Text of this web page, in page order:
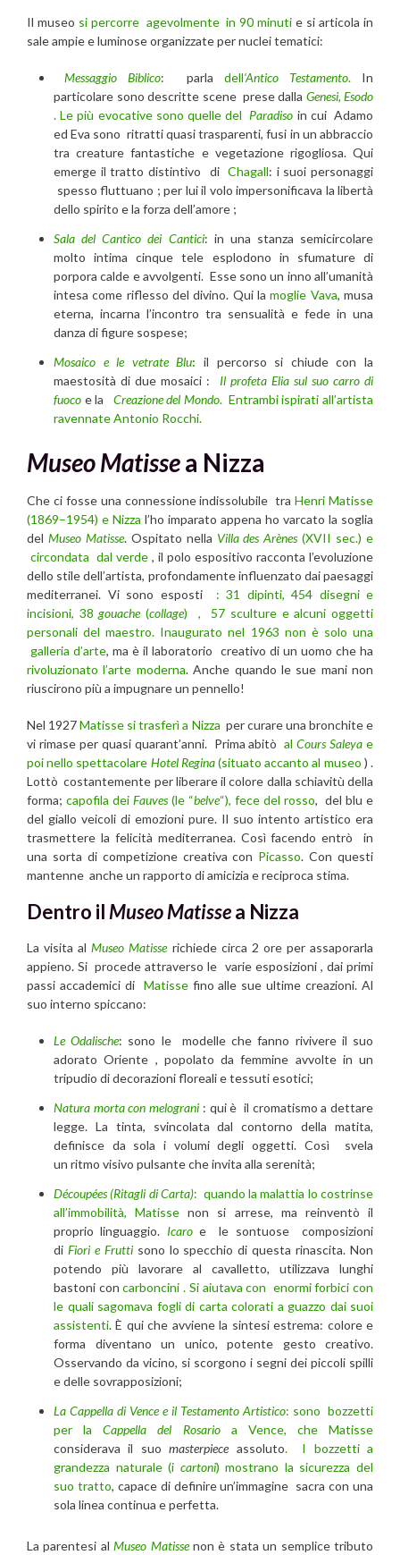
Il museo si percorre agevolmente in 90 minuti e si articola in
sale ampie e luminose organizzate per nuclei tematici:
Messaggio Biblico: parla dell‘Antico Testamento.In
particolare sono descritte scene prese dalla Genesi, Esodo
. Le più evocative sono quelle del Paradiso in cui Adamo
ed Eva sono ritratti quasi trasparenti, fusi in un abbraccio
tra creature fantastiche e vegetazione rigogliosa. Qui
emerge il tratto distintivo di Chagall: i suoi personaggi
spesso fluttuano ; per lui il volo impersonificava la libertà
dello spirito e la forza dell’amore ;
Sala del Cantico dei Cantici: in una stanza semicircolare
molto intima cinque tele esplodono in sfumature di
porpora calde e avvolgenti. Esse sono un inno all’umanità
intesa come riflesso del divino. Qui lamoglie Vava, musa
eterna, incarna l’incontro tra sensualità e fede in una
danza di figure sospese;
Mosaico e le vetrate Blu: il percorso si chiude con la
maestosità di due mosaici :
Il profeta Elia sul suo carro di
fuoco e la Creazione del Mondo. Entrambi ispirati all’artista
ravennate Antonio Rocchi.
Museo Matissea Nizza
Che ci fosse una connessione indissolubile traHenri Matisse
(1869–1954) e Nizza l’ho imparato appena ho varcato la soglia
del Museo Matisse. Ospitato nella Villa des Arènes(XVII sec.) e
circondata dal verde , il polo espositivo racconta l’evoluzione
dello stile dell’artista, profondamente influenzato dai paesaggi
mediterranei. Vi sono esposti : 31 dipinti, 454 disegni e
incisioni, 38 gouache(collage)
, 57 sculture e alcuni oggetti
personali del maestro. Inaugurato nel 1963 non è solo una
galleria d’arte, ma è il laboratorio creativo di un uomo che ha
rivoluzionato l’arte moderna. Anche quando le sue mani non
riuscirono più a impugnare un pennello!
Nel 1927Matisse si trasferì a Nizza per curare una bronchite e
vi rimase per quasi quarant’anni. Prima abitòalCours Saleya e
poi nello spettacolare Hotel Regina(situato accanto al museo ) .
Lottò costantemente per liberare il colore dalla schiavitù della
forma; capofila dei Fauves(le “belve“), fece del rosso, del blu e
del giallo veicoli di emozioni pure. Il suo intento artistico era
trasmettere la felicità mediterranea. Così facendo entrò in
una sorta di competizione creativa con Picasso. Con questi
mantenne anche un rapporto di amicizia e reciproca stima.
Dentro il Museo Matissea Nizza
La visita alMuseo Matisserichiede circa 2 ore per assaporarla
appieno. Si procede attraverso le varie esposizioni , dai primi
passi accademici di Matissefino alle sue ultime creazioni. Al
suo interno spiccano:
Le Odalische: sono le modelle che fanno rivivere il suo
adorato Oriente , popolato da femmine avvolte in un
tripudio di decorazioni floreali e tessuti esotici;
Natura morta con melograni : qui è il cromatismo a dettare
legge. La tinta, svincolata dal contorno della matita,
definisce da sola i volumi degli oggetti. Così svela
un ritmo visivo pulsante che invita alla serenità;
Découpées (Ritagli di Carta): quando la malattia lo costrinse
all’immobilità, Matisse non si arrese, ma reinventò il
proprio linguaggio. Icaroe le sontuose composizioni
di Fiori e Fruttisono lo specchio di questa rinascita. Non
potendo più lavorare al cavalletto, utilizzava lunghi
bastoni concarboncini . Si aiutava con enormi forbici con
le quali sagomava fogli di carta colorati a guazzo dai suoi
assistenti. È qui che avviene la sintesi estrema: colore e
forma diventano un unico, potente gesto creativo.
Osservando da vicino, si scorgono i segni dei piccoli spilli
e delle sovrapposizioni;
La Cappella di Vence e il Testamento Artistico: sono bozzetti
per laCappella del Rosarioa Vence, che Matisse
considerava il suomasterpiece assoluto. I bozzetti a
grandezza naturale (i cartoni) mostrano la sicurezza del
suo tratto, capace di definire un’immagine sacra con una
sola linea continua e perfetta.
La parentesi alMuseo Matissenon è stata un semplice tributo